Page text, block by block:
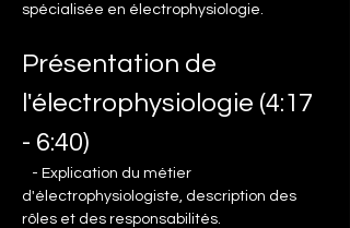
spécialisée en électrophysiologie.
Présentation de
l'électrophysiologie (4:17
- 6:40)
- Explication du métier
d'électrophysiologiste, description des
rôles et des responsabilités.